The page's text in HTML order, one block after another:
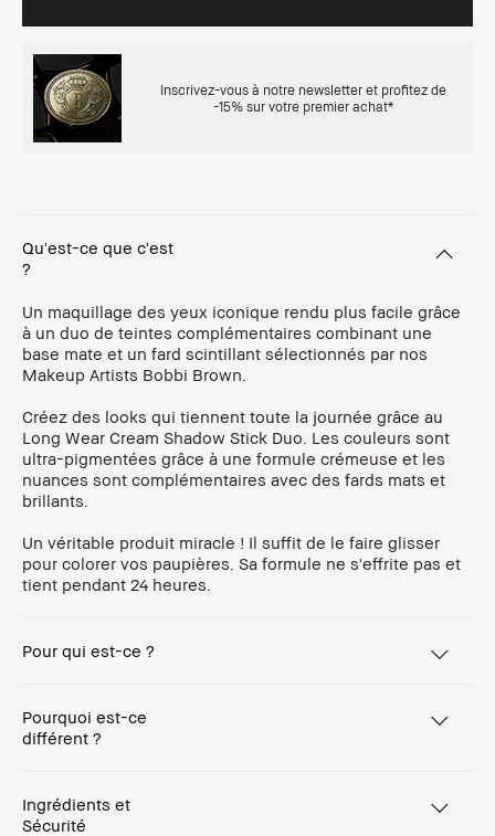
Inscrivez-vous à notre newsletter et profitez de
-15% sur votre premier achat*
Qu'est-ce que c'est
?
Un maquillage des yeux iconique rendu plus facile grâce
à un duo de teintes complémentaires combinant une
base mate et un fard scintillant sélectionnés par nos
Makeup Artists Bobbi Brown.
Créez des looks qui tiennent toute la journée grâce au
Long Wear Cream Shadow Stick Duo. Les couleurs sont
ultra-pigmentées grâce à une formule crémeuse et les
nuances sont complémentaires avec des fards mats et
brillants.
Un véritable produit miracle ! Il suffit de le faire glisser
pour colorer vos paupières. Sa formule ne s'effrite pas et
tient pendant 24 heures.
Pour qui est-ce ?
Pourquoi est-ce
différent ?
Ingrédients et
Sécurité